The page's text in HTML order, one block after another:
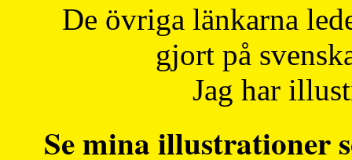
De övriga länkarna
gjort på
Jag har
Se mina illustrationer